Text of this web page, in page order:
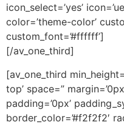
icon_select=’yes’
color=’theme-color’
custom_font=’#ffffff’]
[/av_one_third]
[av_one_third
top’ space=”
padding=’0px’
border_color=’#f2f2f2′